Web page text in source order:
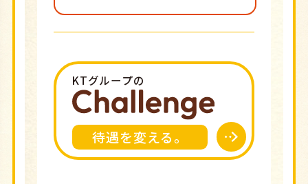
KTグループの
待遇を変える。